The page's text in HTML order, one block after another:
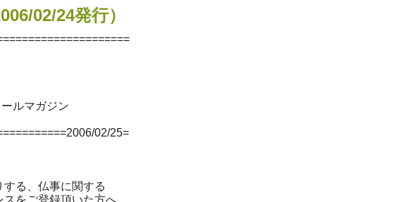
02/24発行）
ガジン
02/25=
る、仏事に関する
をご登録頂いた方へ